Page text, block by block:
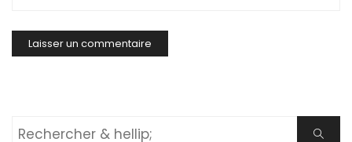
Rechercher: